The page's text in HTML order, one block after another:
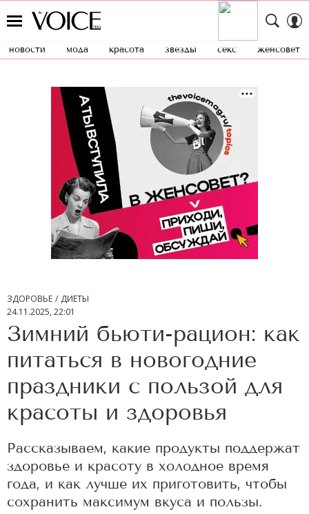
новости мода красота звезды секс женсовет
ЗДОРОВЬЕ
ДИЕТЫ
24.11.2025, 22:01
Зимний бьюти-рацион: как
питаться в новогодние
праздники с пользой для
красоты и здоровья
Рассказываем, какие продукты поддержат
здоровье и красоту в холодное время
года, и как лучше их приготовить, чтобы
сохранить максимум вкуса и пользы.